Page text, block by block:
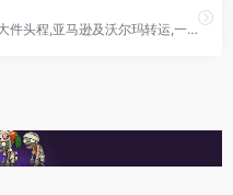
美国自营海外仓和车队,专注中大件头程,亚马逊及沃尔玛转运,一件代发等全流程服务